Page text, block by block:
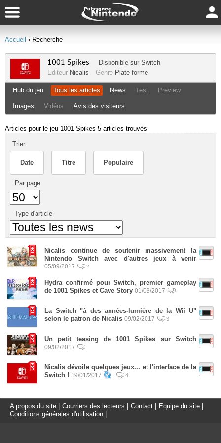
Accueil › Recherche
1001 Spikes Disponible sur Switch
Editeur Nicalis Genre Plate-forme
Hub du jeu Tous les articles News Test Preview
Images Vidéos Avis des visiteurs
Articles pour le jeu 1001 Spikes 5 articles trouvés
Trier
Date Titre Populaire
Par page
Type d'article
Nicalis continue de soutenir massivement la
Nintendo Switch avec d'autres jeux à venir
05/09/2017 2
Hydra confirmé pour Switch, premier gameplay
de 1001 Spikes et Cave Story 01/03/2017
La Switch "à des années-lumière de la Wii U"
selon le patron de Nicalis 09/02/2017 3
Un petit teasing de 1001 Spikes sur Switch
09/02/2017
Nicalis dévoile quelques jeux... et l'interface de la
Switch ! 19/01/2017 4
A propos du site Courriers des lecteurs Contact Equipe du site
Conditions générales d'utilisation